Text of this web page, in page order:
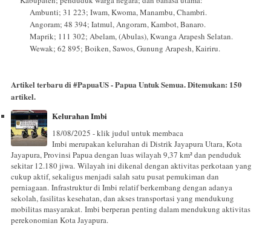
Ambunti; 31 223; Iwam, Kwoma, Manambu, Chambri.
Angoram; 48 394; Iatmul, Angorarn, Kambot, Banaro.
Maprik; 111 302; Abelam, (Abulas), Kwanga Arapesh Selatan.
Wewak; 62 895; Boiken, Sawos, Gunung Arapesh, Kairiru.
Artikel terbaru di #PapuaUS - Papua Untuk Semua. Ditemukan: 150
artikel.
Kelurahan Imbi
18/08/2025 - klik judul untuk membaca
Imbi merupakan kelurahan di Distrik Jayapura Utara, Kota
Jayapura, Provinsi Papua dengan luas wilayah 9,37 km² dan penduduk
sekitar 12.180 jiwa. Wilayah ini dikenal dengan aktivitas perkotaan yang
cukup aktif, sekaligus menjadi salah satu pusat pemukiman dan
perniagaan. Infrastruktur di Imbi relatif berkembang dengan adanya
sekolah, fasilitas kesehatan, dan akses transportasi yang mendukung
mobilitas masyarakat. Imbi berperan penting dalam mendukung aktivitas
perekonomian Kota Jayapura.